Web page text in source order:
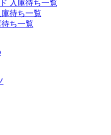
入庫待ち一覧
待ち一覧
ち一覧